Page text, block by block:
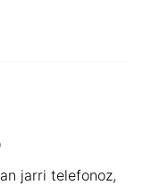
jarri telefonoz,